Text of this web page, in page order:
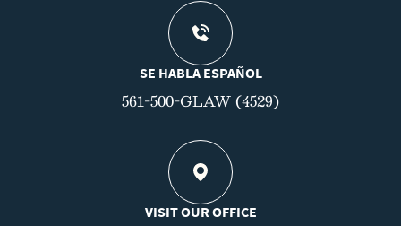
SE HABLA ESPAÑOL
561-500-GLAW (4529)
VISIT OUR OFFICE